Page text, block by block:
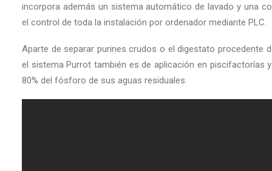
incorpora además un sistema automático de lavado y una
el control de toda la instalación por ordenador mediante PLC.
Aparte de separar purines crudos o el digestato procedente
el sistema Purrot también es de aplicación en piscifactorías
80% del fósforo de sus aguas residuales.